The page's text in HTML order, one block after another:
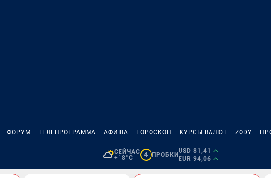
ФОРУМ ТЕЛЕПРОГРАММА АФИША ГОРОСКОП КУРСЫ ВАЛЮТ ZODY
СЕЙЧАС
+18°C
4 ПРОБКИ
USD 81,41
EUR 94,06